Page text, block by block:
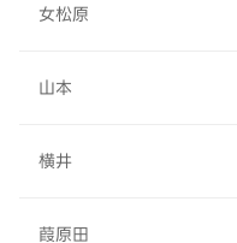
女松原
山本
横井
葭原田